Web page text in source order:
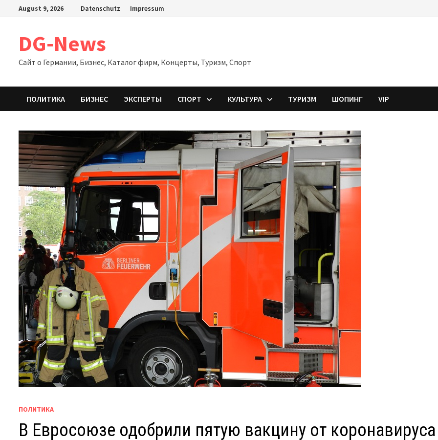
August 9, 2026 Datenschutz Impressum
DG-News
Сайт о Германии, Бизнес, Каталог фирм, Концерты, Туризм, Спорт
ПОЛИТИКА БИЗНЕС ЭКСПЕРТЫ СПОРТ КУЛЬТУРА ТУРИЗМ ШОПИНГ VIP
ПОЛИТИКА
В Евросоюзе одобрили пятую вакцину от коронавируса